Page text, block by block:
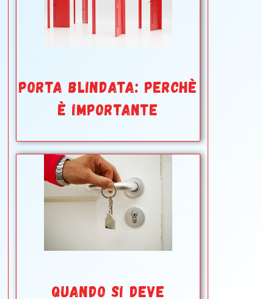
PORTA BLINDATA: PERCHÈ
È IMPORTANTE
QUANDO SI DEVE